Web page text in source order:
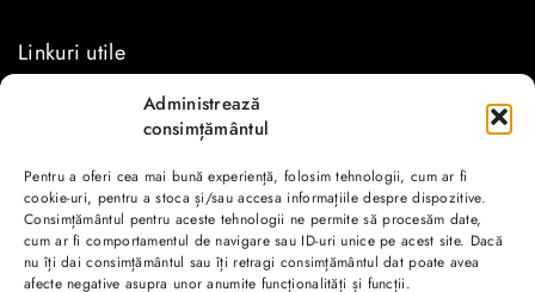
Administrează
consimțământul
Pentru a oferi cea mai bună experiență, folosim tehnologii, cum ar fi
cookie-uri, pentru a stoca și/sau accesa informațiile despre dispozitive.
Consimțământul pentru aceste tehnologii ne permite să procesăm date,
cum ar fi comportamentul de navigare sau ID-uri unice pe acest site. Dacă
nu îți dai consimțământul sau îți retragi consimțământul dat poate avea
afecte negative asupra unor anumite funcționalități și funcții.
Linkuri utile
Politică de retur
Politică de confidențialitate
Termeni și condiții
A.N.P.C.